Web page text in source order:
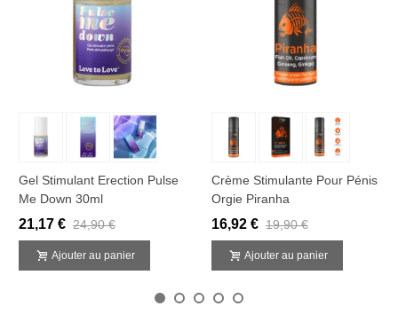
Gel Stimulant Erection Pulse
Me Down 30ml
21,17 € 24,90 €
Ajouter au panier
Crème Stimulante Pour Pénis
Orgie Piranha
16,92 € 19,90 €
Ajouter au panier